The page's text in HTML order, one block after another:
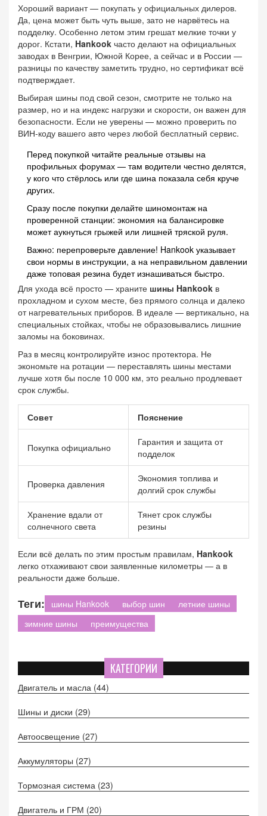
Хороший вариант — покупать у официальных дилеров.
Да, цена может быть чуть выше, зато не нарвётесь на
подделку. Особенно летом этим грешат мелкие точки у
дорог. Кстати, Hankook часто делают на официальных
заводах в Венгрии, Южной Корее, а сейчас и в России —
разницы по качеству заметить трудно, но сертификат всё
подтверждает.
Выбирая шины под свой сезон, смотрите не только на
размер, но и на индекс нагрузки и скорости, он важен для
безопасности. Если не уверены — можно проверить по
ВИН-коду вашего авто через любой бесплатный сервис.
Перед покупкой читайте реальные отзывы на
профильных форумах — там водители честно делятся,
у кого что стёрлось или где шина показала себя круче
других.
Сразу после покупки делайте шиномонтаж на
проверенной станции: экономия на балансировке
может аукнуться грыжей или лишней тряской руля.
Важно: перепроверьте давление! Hankook указывает
свои нормы в инструкции, а на неправильном давлении
даже топовая резина будет изнашиваться быстро.
Для ухода всё просто — храните шины Hankook в
прохладном и сухом месте, без прямого солнца и далеко
от нагревательных приборов. В идеале — вертикально, на
специальных стойках, чтобы не образовывались лишние
заломы на боковинах.
Раз в месяц контролируйте износ протектора. Не
экономьте на ротации — переставлять шины местами
лучше хотя бы после 10 000 км, это реально продлевает
срок службы.
Совет Пояснение
Покупка официально
Гарантия и защита от
подделок
Проверка давления
Экономия топлива и
долгий срок службы
Хранение вдали от
солнечного света
Тянет срок службы
резины
Если всё делать по этим простым правилам, Hankook
легко отхаживают свои заявленные километры — а в
реальности даже больше.
Теги: шины Hankook выбор шин
летние шины
зимние шины
преимущества
КАТЕГОРИИ
Двигатель и масла (44)
Шины и диски (29)
Автоосвещение (27)
Аккумуляторы (27)
Тормозная система (23)
Двигатель и ГРМ (20)